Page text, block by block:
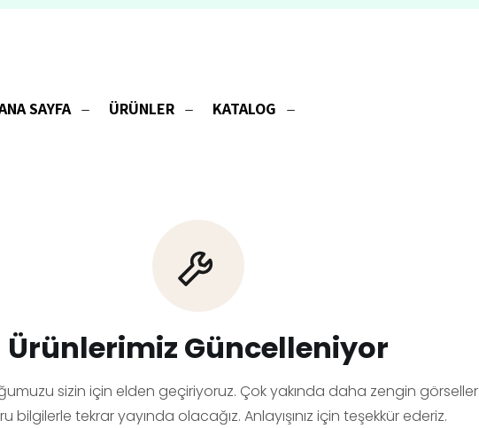
SAYFA ÜRÜNLER KATALOG
Ürünlerimiz Güncelleniyor
sizin için elden geçiriyoruz. Çok yakında daha zengin görseller
bilgilerle tekrar yayında olacağız. Anlayışınız için teşekkür ederiz.